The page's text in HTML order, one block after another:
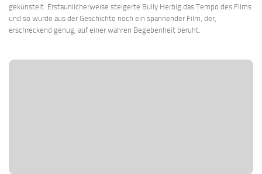
gekünstelt. Erstaunlicherweise steigerte Bully Herbig das Tempo des Films
und so wurde aus der Geschichte noch ein spannender Film, der,
erschreckend genug, auf einer wahren Begebenheit beruht.